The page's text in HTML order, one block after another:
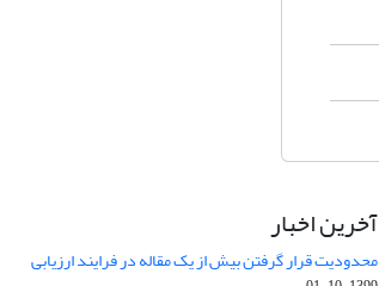
آخرین اخبار
محدودیت قرار گرفتن بیش از یک مقاله در فرایند ارزیابی